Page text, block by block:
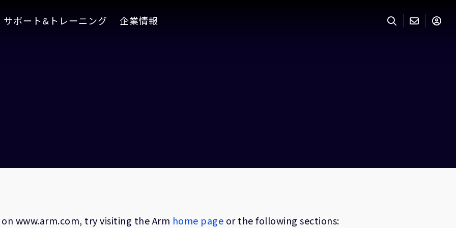
サポート&トレーニング 企業情報
www.arm.com, try visiting the Arm home page or the following sections: